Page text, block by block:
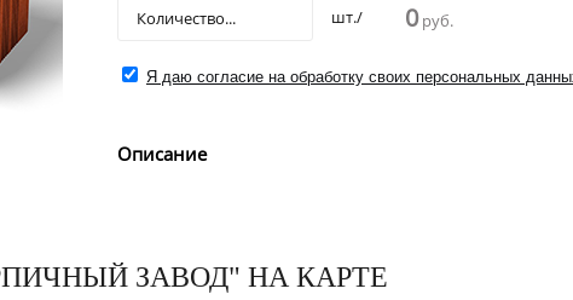
шт./ 0руб.
Я даю согласие на обработку своих персональных
Описание
ЗАВОД" НА КАРТЕ